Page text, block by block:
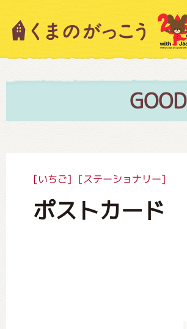
[いちご] [ステーショナリー]
ポストカード
キャラクター紹介
絵本・作家紹介